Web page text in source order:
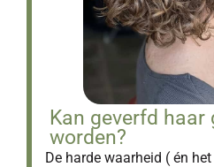
Kan geverfd haar
worden?
De harde waarheid ( én